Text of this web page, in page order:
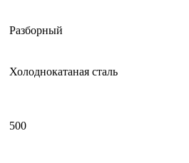
Разборный
Холоднокатаная сталь
500